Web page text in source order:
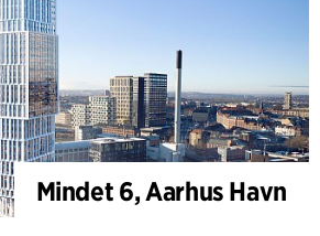
Mindet 6, Aarhus Havn